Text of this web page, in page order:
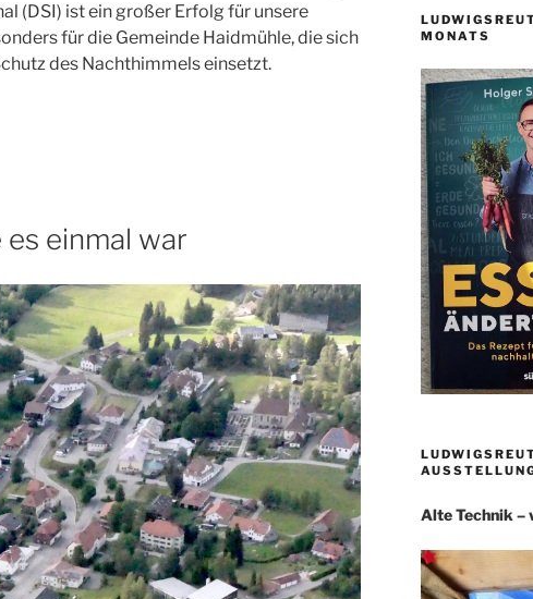
(DSI) ist ein großer Erfolg für unsere
für die Gemeinde Haidmühle, die sich
des Nachthimmels einsetzt.
einmal war
MONATS
Alte Technik –